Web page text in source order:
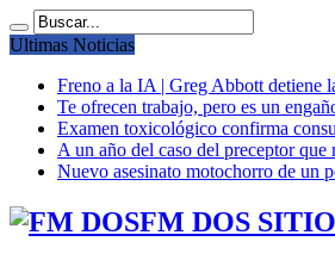
Ultimas Noticias
Freno a la IA | Greg Abbott detiene
Te ofrecen trabajo, pero es un
Examen toxicológico confirma
A un año del caso del preceptor
Nuevo asesinato motochorro de un
FM DOS